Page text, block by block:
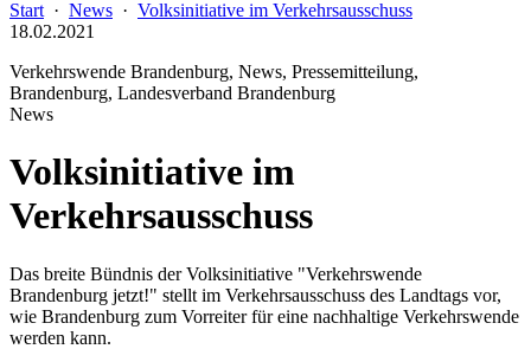
Start · News · Volksinitiative im Verkehrsausschuss
18.02.2021
Verkehrswende Brandenburg, News, Pressemitteilung,
Brandenburg, Landesverband Brandenburg
News
Volksinitiative im
Verkehrsausschuss
Das breite Bündnis der Volksinitiative "Verkehrswende
Brandenburg jetzt!" stellt im Verkehrsausschuss des Landtags vor,
wie Brandenburg zum Vorreiter für eine nachhaltige Verkehrswende
werden kann.